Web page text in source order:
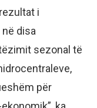
i
disa
sezonal të
për